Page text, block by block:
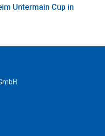
Untermain Cup in